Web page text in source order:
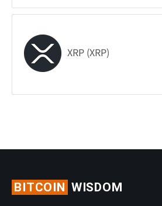
XRP (XRP)
BITCOIN WISDOM